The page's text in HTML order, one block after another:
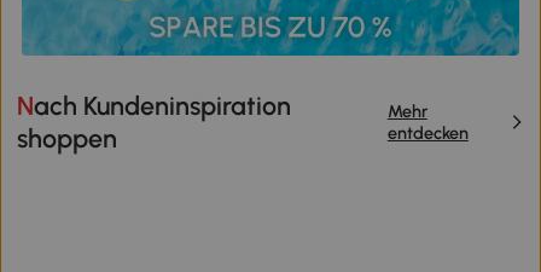
Nach Kundeninspiration
shoppen
Mehr
entdecken